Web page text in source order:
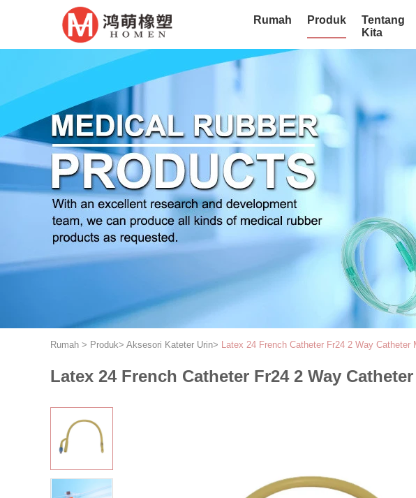
Rumah Produk
Tentang
Kita
Rumah > Produk> Aksesori Kateter Urin> Latex 24 French Catheter Fr24 2 Way
Latex 24 French Catheter Fr24 2 Way